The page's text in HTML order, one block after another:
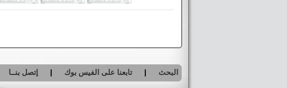
البحث |تابعنا على الفيس بوك | إتصل بنــا